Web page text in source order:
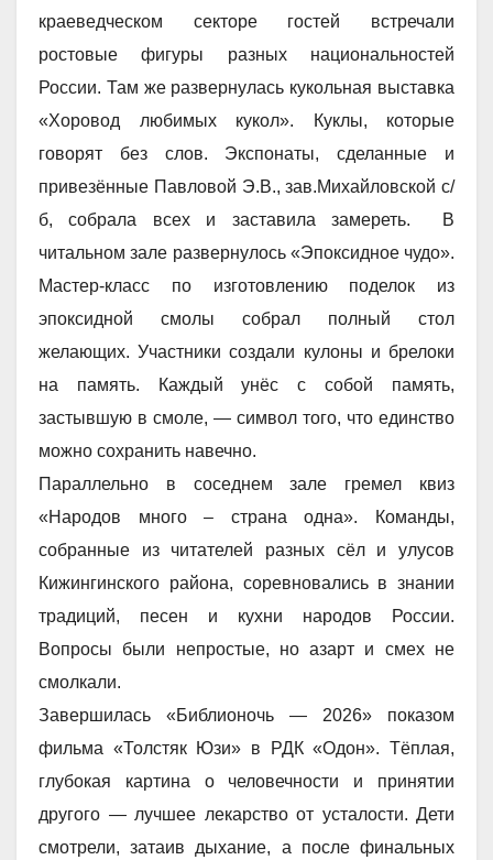
краеведческом секторе гостей встречали
ростовые фигуры разных национальностей
России. Там же развернулась кукольная выставка
«Хоровод любимых кукол». Куклы, которые
говорят без слов. Экспонаты, сделанные и
привезённые Павловой Э.В., зав.Михайловской с/
б, собрала всех и заставила замереть. В
читальном зале развернулось «Эпоксидное чудо».
Мастер-класс по изготовлению поделок из
эпоксидной смолы собрал полный стол
желающих. Участники создали кулоны и брелоки
на память. Каждый унёс с собой память,
застывшую в смоле, — символ того, что единство
можно сохранить навечно.
Параллельно в соседнем зале гремел квиз
«Народов много – страна одна». Команды,
собранные из читателей разных сёл и улусов
Кижингинского района, соревновались в знании
традиций, песен и кухни народов России.
Вопросы были непростые, но азарт и смех не
смолкали.
Завершилась «Библионочь — 2026» показом
фильма «Толстяк Юзи» в РДК «Одон». Тёплая,
глубокая картина о человечности и принятии
другого — лучшее лекарство от усталости. Дети
смотрели, затаив дыхание, а после финальных